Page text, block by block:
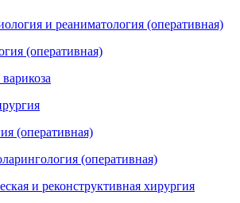
и реаниматология (оперативная)
(оперативная)
(оперативная)
(оперативная)
и реконструктивная хирургия